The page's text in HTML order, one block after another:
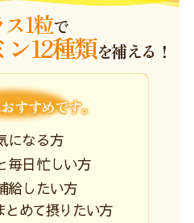
1粒で
ン12種類を補える！
すすめです。
になる方
毎日忙しい方
給したい方
とめて摂りたい方